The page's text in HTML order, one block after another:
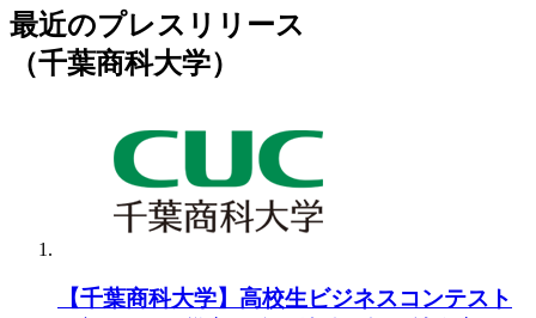
最近のプレスリリース
（千葉商科大学）
【千葉商科大学】高校生ビジネスコンテスト